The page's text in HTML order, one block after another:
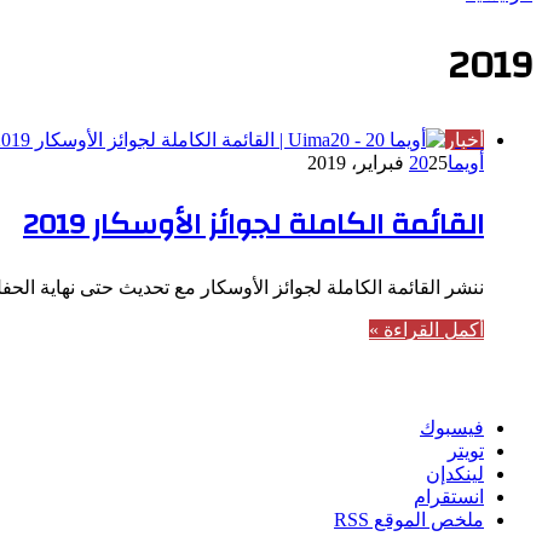
2019
أخبار
أويما2025 فبراير، 2019
القائمة الكاملة لجوائز الأوسكار 2019
ننشر القائمة الكاملة لجوائز الأوسكار مع تحديث حتى نهاية
أكمل القراءة »
فيسبوك
تويتر
لينكدإن
انستقرام
ملخص الموقع RSS